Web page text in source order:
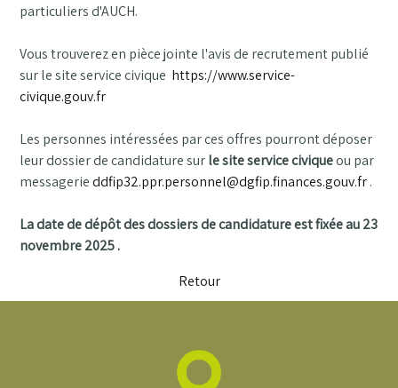
particuliers d'AUCH.
Vous trouverez en pièce jointe l'avis de recrutement publié
sur le site service civique https://www.service-
civique.gouv.fr
Les personnes intéressées par ces offres pourront déposer
leur dossier de candidature surle site service civiqueou par
messagerieddfip32.ppr.personnel@dgfip.finances.gouv.fr.
La date de dépôt des dossiers de candidature est fixée au 23
novembre 2025 .
Retour